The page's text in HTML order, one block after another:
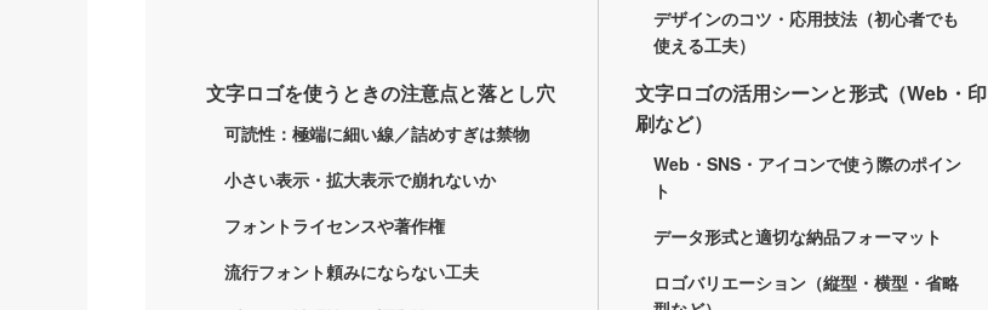
デザインのコツ・応用技法（初心者でも
使える工夫）
文字ロゴを使うときの注意点と落とし穴
可読性：極端に細い線／詰めすぎは禁物
小さい表示・拡大表示で崩れないか
フォントライセンスや著作権
流行フォント頼みにならない工夫
文字ロゴの活用シーンと形式（Web・印
刷など）
Web・SNS・アイコンで使う際のポイン
ト
データ形式と適切な納品フォーマット
ロゴバリエーション（縦型・横型・省略